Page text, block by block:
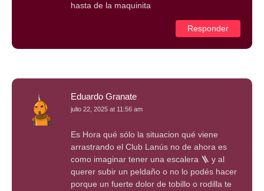
hasta de la maquinita
Responder
Eduardo Granate
julio 22, 2025 at 11:56 am
Es Hora qué sólo la situacion qué viene
arrastrando el Club Lanús no de ahora es
como imaginar tener una escalera 🪜 y al
querer subir un peldaño o no lo podés hacer
porque un fuerte dolor de tobillo o rodilla te